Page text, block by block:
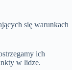
się warunkach
ich
w lidze.